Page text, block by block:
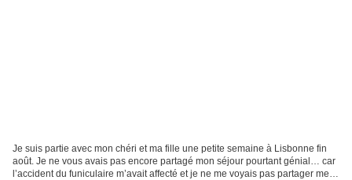
Je suis partie avec mon chéri et ma fille une petite semaine à Lisbonne fin
août. Je ne vous avais pas encore partagé mon séjour pourtant génial… car
l’accident du funiculaire m’avait affecté et je ne me voyais pas partager mes